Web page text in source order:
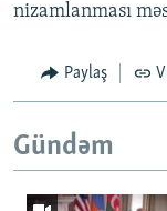
nizamlanması
Paylaş
Gündəm